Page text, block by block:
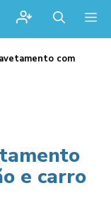
com
e carro